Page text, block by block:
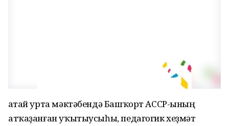
Ҡатай урта мәктәбендә Башҡорт АССР-ының
атҡаҙанған уҡытыусыһы, педагогик хеҙмәт